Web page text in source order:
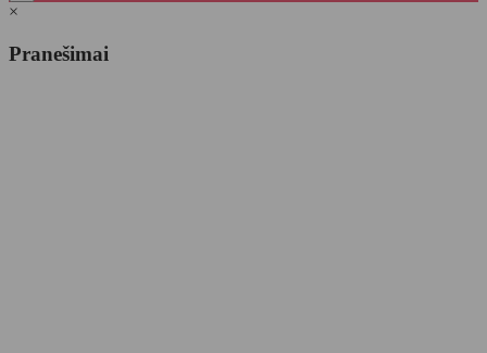
×
Pranešimai